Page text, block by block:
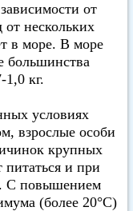
от
нескольких
в море. В море
большинства
1,0 кг.
условиях
взрослые особи
крупных
и при
С повышением
(более 20°С)